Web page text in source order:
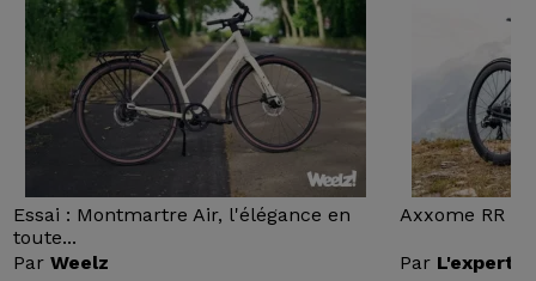
Essai : Montmartre Air, l'élégance en
toute...
ParWeelz
Axxome RR :
Par L'expert